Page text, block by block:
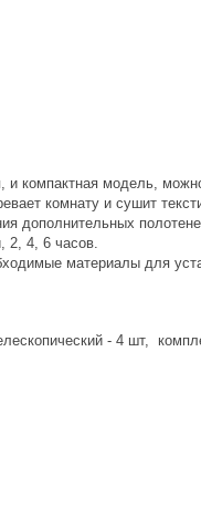
компактная модель,
комнату и сушит
дополнительных
2, 4, 6 часов.
материалы для
- 4 шт,